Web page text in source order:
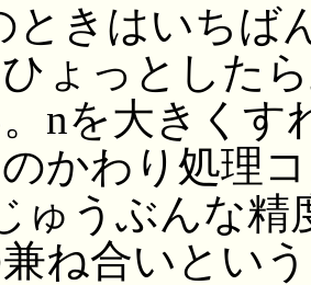
ときはいちば
ょっとした
nを大きく
かわり処理
ゅうぶんな
ね合いとい